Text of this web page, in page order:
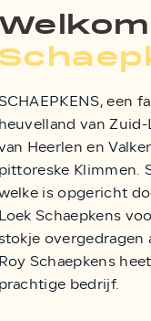
een
heuvelland van
Heerlen en
pittoreske Klimmen.
is opgericht
Loek Schaepkens
overgedragen
Roy Schaepkens
prachtige bedrijf.